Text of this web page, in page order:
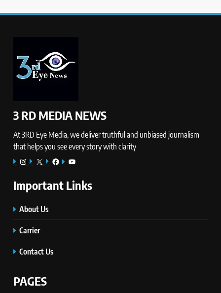
3 RD MEDIA NEWS
At 3RD Eye Media, we deliver truthful and unbiased journalism
that helps you see every story with clarity
Instagram
X Facebook
YouTube
Important Links
About Us
Carrier
Contact Us
PAGES